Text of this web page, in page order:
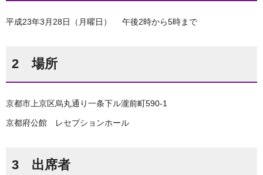
平成23年3月28日（月曜日） 午後2時から5時まで
2 場所
京都市上京区烏丸通り一条下ル瀧前町590-1
京都府公館 レセプションホール
3 出席者